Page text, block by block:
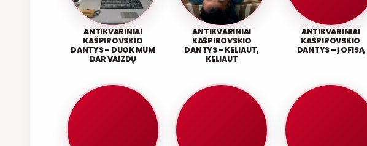
ANTIKVARINIAI
KAŠPIROVSKIO
DANTYS – DUOK MUM
DAR VAIZDŲ
ANTIKVARINIAI
KAŠPIROVSKIO
DANTYS – KELIAUT,
KELIAUT
ANTIKVARINIAI
KAŠPIROVSKIO
DANTYS – Į OFISĄ